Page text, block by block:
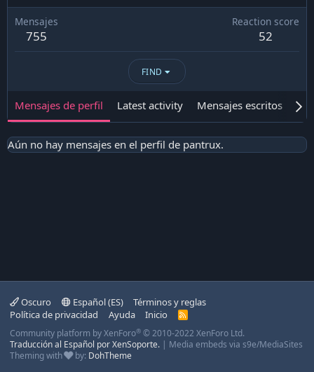
Mensajes
755
Reaction score
52
FIND
Mensajes de perfil Latest activity Mensajes escritos
Aún no hay mensajes en el perfil de pantrux.
Oscuro Español (ES)
Términos y reglas
Política de privacidad
Ayuda Inicio
R
S
Community platform by XenForo® © 2010-2022 XenForo Ltd.
Traducción al Español por XenSoporte. | Media embeds via s9e/MediaSites
Theming with
by: DohTheme